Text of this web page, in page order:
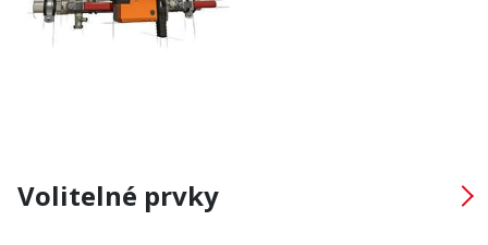
Volitelné prvky
Příjmení / Surname